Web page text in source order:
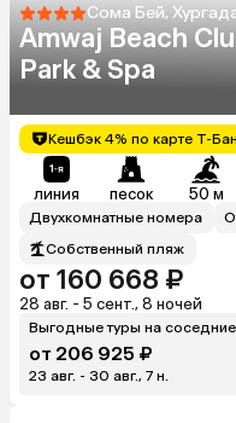
Сома Бей,
Amwaj Beach
Park & Spa
Кешбэк 4% по карте Т-
линия песок 50 м
Двухкомнатные номера
Собственный пляж
от 160 668 ₽
28 авг. - 5 сент., 8 ночей
Выгодные туры на
от 206 925 ₽
23 авг. - 30 авг., 7 н.